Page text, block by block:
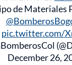
de Materiales
pic.twitter.com/
December 26,